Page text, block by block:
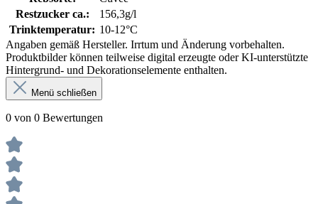
Restzucker ca.:
156,3g/l
Trinktemperatur: 10-12°C
Angaben gemäß Hersteller. Irrtum und Änderung vorbehalten.
Produktbilder können teilweise digital erzeugte oder KI-unterstützte
Hintergrund- und Dekorationselemente enthalten.
Menü schließen
0 von 0 Bewertungen